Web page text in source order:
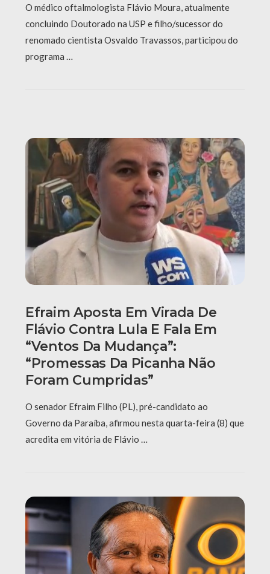
O médico oftalmologista Flávio Moura, atualmente
concluindo Doutorado na USP e filho/sucessor do
renomado cientista Osvaldo Travassos, participou do
programa …
Efraim Aposta Em Virada De
Flávio Contra Lula E Fala Em
“ventos Da Mudança”:
“Promessas Da Picanha Não
Foram Cumpridas”
O senador Efraim Filho (PL), pré-candidato ao
Governo da Paraíba, afirmou nesta quarta-feira (8) que
acredita em vitória de Flávio …